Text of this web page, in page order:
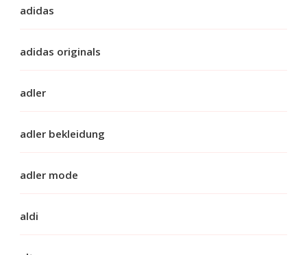
adidas
adidas originals
adler
adler bekleidung
adler mode
aldi